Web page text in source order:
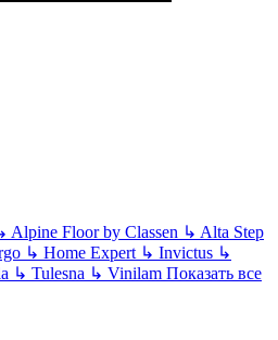
Alpine Floor by Classen ↳ Alta Step
↳ Home Expert ↳ Invictus ↳
↳ Tulesna ↳ Vinilam Показать все